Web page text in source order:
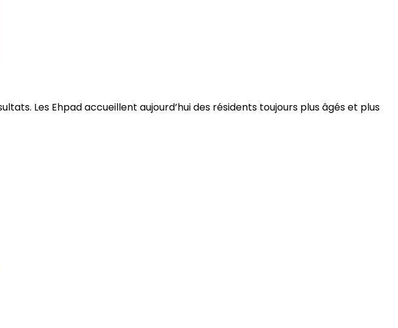
Les Ehpad accueillent aujourd’hui des résidents toujours plus âgés et plus